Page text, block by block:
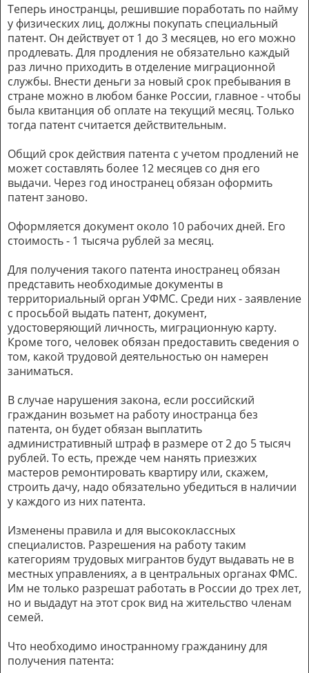
Теперь иностранцы, решившие поработать по найму
у физических лиц, должны покупать специальный
патент. Он действует от 1 до 3 месяцев, но его можно
продлевать. Для продления не обязательно каждый
раз лично приходить в отделение миграционной
службы. Внести деньги за новый срок пребывания в
стране можно в любом банке России, главное - чтобы
была квитанция об оплате на текущий месяц. Только
тогда патент считается действительным.
Общий срок действия патента с учетом продлений не
может составлять более 12 месяцев со дня его
выдачи. Через год иностранец обязан оформить
патент заново.
Оформляется документ около 10 рабочих дней. Его
стоимость - 1 тысяча рублей за месяц.
Для получения такого патента иностранец обязан
представить необходимые документы в
территориальный орган УФМС. Среди них - заявление
с просьбой выдать патент, документ,
удостоверяющий личность, миграционную карту.
Кроме того, человек обязан предоставить сведения о
том, какой трудовой деятельностью он намерен
заниматься.
В случае нарушения закона, если российский
гражданин возьмет на работу иностранца без
патента, он будет обязан выплатить
административный штраф в размере от 2 до 5 тысяч
рублей. То есть, прежде чем нанять приезжих
мастеров ремонтировать квартиру или, скажем,
строить дачу, надо обязательно убедиться в наличии
у каждого из них патента.
Изменены правила и для высококлассных
специалистов. Разрешения на работу таким
категориям трудовых мигрантов будут выдавать не в
местных управлениях, а в центральных органах ФМС.
Им не только разрешат работать в России до трех лет,
но и выдадут на этот срок вид на жительство членам
семей.
Что необходимо иностранному гражданину для
получения патента: